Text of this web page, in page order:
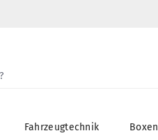
Fahrzeugtechnik